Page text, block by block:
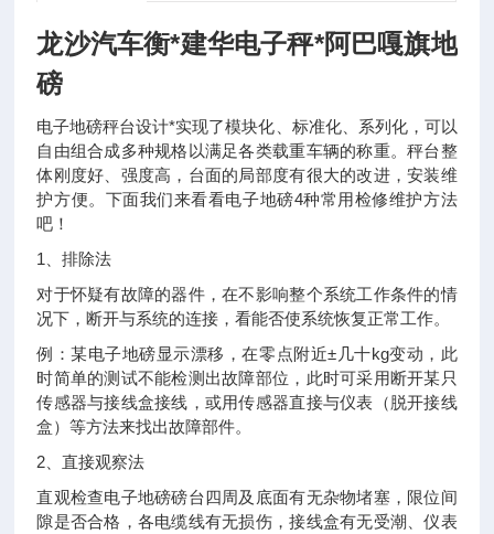
龙沙汽车衡*建华电子秤*阿巴嘎旗地
磅
电子地磅秤台设计*实现了模块化、标准化、系列化，可以
自由组合成多种规格以满足各类载重车辆的称重。秤台整
体刚度好、强度高，台面的局部度有很大的改进，安装维
护方便。下面我们来看看电子地磅4种常用检修维护方法
吧！
1、排除法
对于怀疑有故障的器件，在不影响整个系统工作条件的情
况下，断开与系统的连接，看能否使系统恢复正常工作。
例：某电子地磅显示漂移，在零点附近±几十kg变动，此
时简单的测试不能检测出故障部位，此时可采用断开某只
传感器与接线盒接线，或用传感器直接与仪表（脱开接线
盒）等方法来找出故障部件。
2、直接观察法
直观检查电子地磅磅台四周及底面有无杂物堵塞，限位间
隙是否合格，各电缆线有无损伤，接线盒有无受潮、仪表